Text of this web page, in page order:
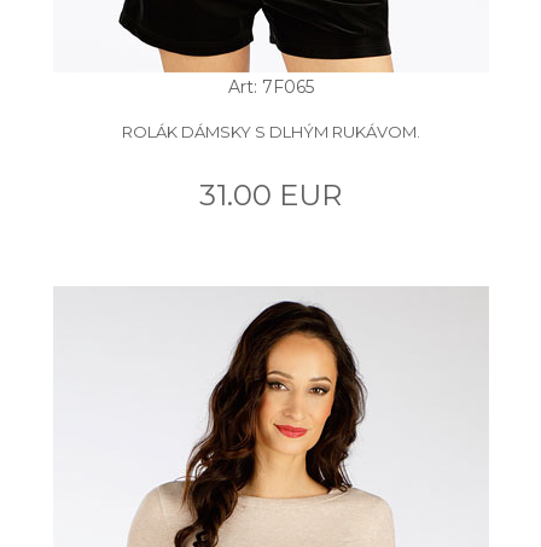
Art: 7F065
ROLÁK DÁMSKY S DLHÝM RUKÁVOM.
31.00 EUR